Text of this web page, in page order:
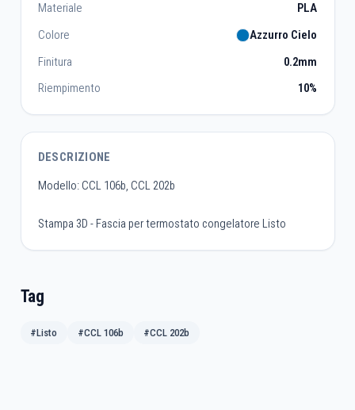
Materiale
PLA
Colore
Azzurro Cielo
Finitura
0.2mm
Riempimento
10%
DESCRIZIONE
Modello: CCL 106b, CCL 202b
Stampa 3D - Fascia per termostato congelatore Listo
Tag
#Listo #CCL 106b #CCL 202b